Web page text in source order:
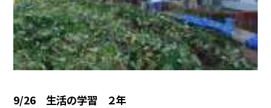
9/26 生活の学習 ２年